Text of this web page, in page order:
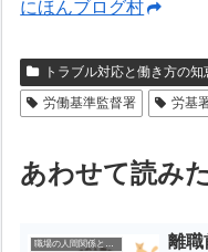
にほんブログ村
トラブル対応と働き方の知
労働基準監督署
労基
あわせて読み
離職